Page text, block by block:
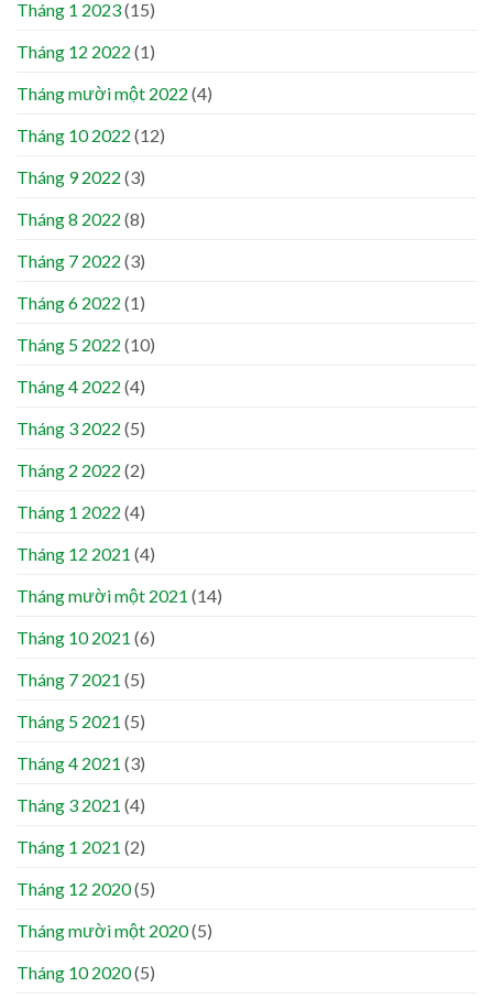
Tháng 1 2023(15)
Tháng 12 2022 (1)
Tháng mười một 2022 (4)
Tháng 10 2022 (12)
Tháng 9 2022 (3)
Tháng 8 2022 (8)
Tháng 7 2022 (3)
Tháng 6 2022 (1)
Tháng 5 2022 (10)
Tháng 4 2022 (4)
Tháng 3 2022 (5)
Tháng 2 2022 (2)
Tháng 1 2022 (4)
Tháng 12 2021 (4)
Tháng mười một 2021 (14)
Tháng 10 2021 (6)
Tháng 7 2021 (5)
Tháng 5 2021 (5)
Tháng 4 2021 (3)
Tháng 3 2021 (4)
Tháng 1 2021 (2)
Tháng 12 2020(5)
Tháng mười một 2020(5)
Tháng 10 2020(5)